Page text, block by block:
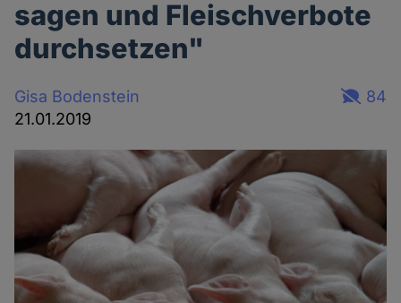
sagen und Fleischverbote
durchsetzen"
Gisa Bodenstein
21.01.2019
84